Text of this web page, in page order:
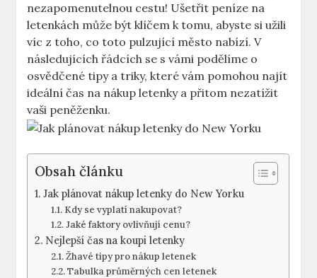
nezapomenutelnou cestu! Ušetřit peníze na
letenkách může být klíčem k tomu, abyste si užili
víc z toho, co toto pulzující město nabízí. V
následujících řádcích se s vámi podělíme o
osvědčené tipy a triky, které vám pomohou najít
ideální čas na nákup letenky a přitom nezatížit
vaši peněženku.
Obsah článku
Jak plánovat nákup letenky do New Yorku
Kdy se vyplatí nakupovat?
Jaké faktory ovlivňují cenu?
Nejlepší čas na koupi letenky
Žhavé tipy pro nákup letenek
Tabulka průměrných cen letenek